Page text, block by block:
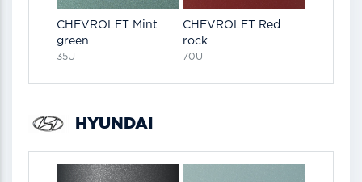
CHEVROLET Mint
green
35U
CHEVROLET Red
rock
70U
HYUNDAI